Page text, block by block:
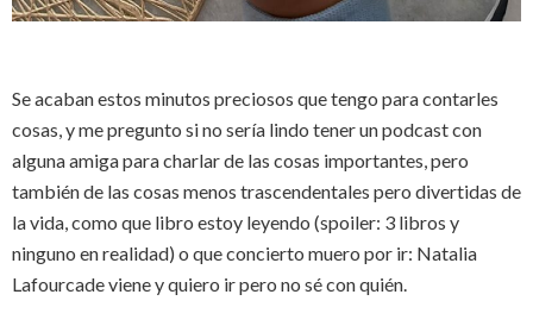
Se acaban estos minutos preciosos que tengo para contarles
cosas, y me pregunto si no sería lindo tener un podcast con
alguna amiga para charlar de las cosas importantes, pero
también de las cosas menos trascendentales pero divertidas de
la vida, como que libro estoy leyendo (spoiler: 3 libros y
ninguno en realidad) o que concierto muero por ir: Natalia
Lafourcade viene y quiero ir pero no sé con quién.